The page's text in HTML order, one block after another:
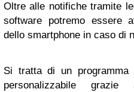
Oltre alle notifiche tramite
software potremo essere
dello smartphone in caso di
Si tratta di un programma
personalizzabile